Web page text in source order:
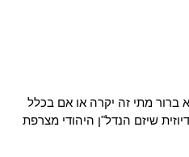
ברור מתי זה יקרה או אם בכלל
שיזם הנדל"ן היהודי מצרפת